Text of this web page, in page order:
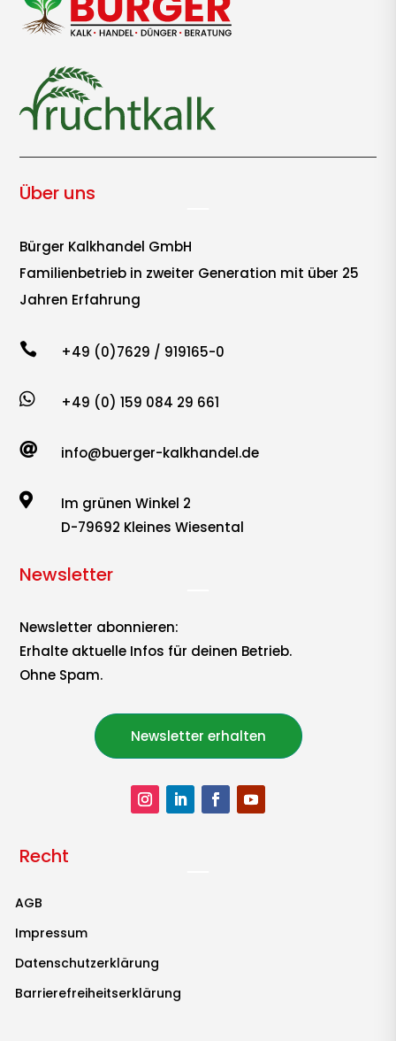
Über uns
Bürger Kalkhandel GmbH
Familienbetrieb in zweiter Generation mit über 25
Jahren Erfahrung
 +49 (0)7629 / 919165-0
 +49 (0) 159 084 29 661
 info@buerger-kalkhandel.de

Im grünen Winkel 2
D-79692 Kleines Wiesental
Newsletter
Newsletter abonnieren:
Erhalte aktuelle Infos für deinen Betrieb.
Ohne Spam.
Newsletter erhalten
Recht
AGB
Impressum
Datenschutzerklärung
Barrierefreiheitserklärung